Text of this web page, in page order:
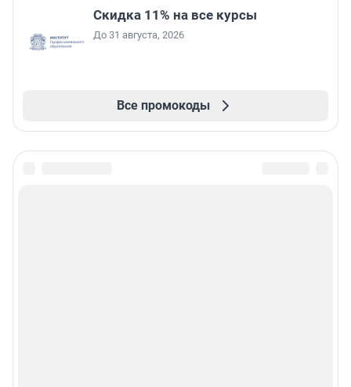
Скидка 11% на все курсы
До 31 августа, 2026
Все промокоды